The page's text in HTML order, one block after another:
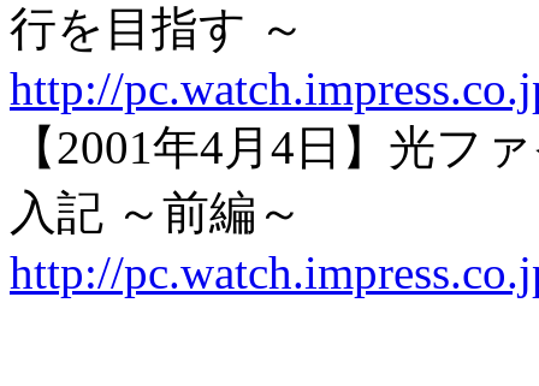
行を目指す ～
http://
【2001年4月4日】光フ
入記 ～前編～
http://